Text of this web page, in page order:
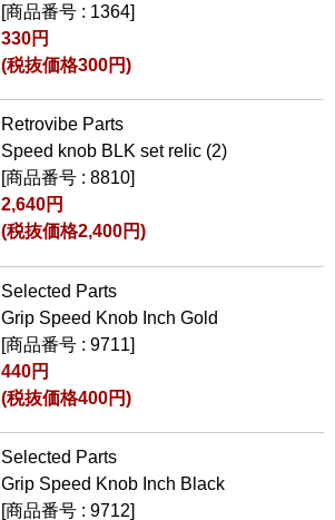
[商品番号 : 1364]
330円
(税抜価格300円)
Retrovibe Parts
Speed knob BLK set relic (2)
[商品番号 : 8810]
2,640円
(税抜価格2,400円)
Selected Parts
Grip Speed Knob Inch Gold
[商品番号 : 9711]
440円
(税抜価格400円)
Selected Parts
Grip Speed Knob Inch Black
[商品番号 : 9712]